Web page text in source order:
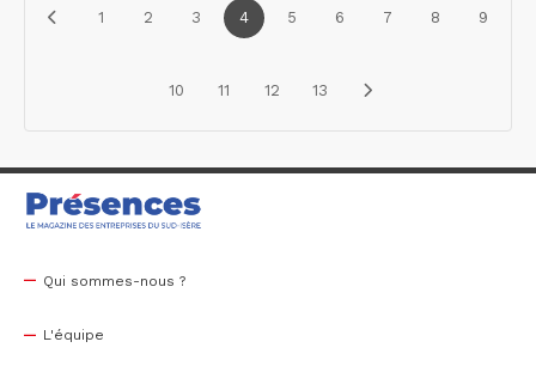
1 2 3 4 5 6 7 8 9
10 11 12 13
Qui sommes-nous ?
L'équipe